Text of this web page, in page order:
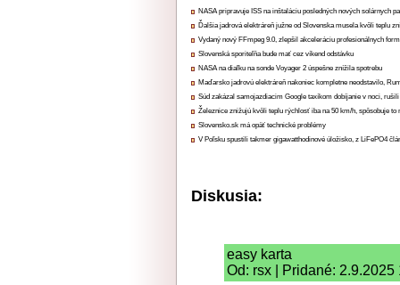
NASA pripravuje ISS na inštaláciu posledných nových solárnych
Ďalšia jadrová elektráreň južne od Slovenska musela kvôli teplu
Vydaný nový FFmpeg 9.0, zlepšil akceleráciu profesionálnych
Slovenská sporiteľňa bude mať cez víkend odstávku
NASA na diaľku na sonde Voyager 2 úspešne znížila spotrebu
Maďarsko jadrovú elektráreň nakoniec kompletne neodstavilo,
Súd zakázal samojazdiacim Google taxíkom dobíjanie v noci,
Železnice znižujú kvôli teplu rýchlosť iba na 50 km/h, spôsobuje to
Slovensko.sk má opäť technické problémy
V Poľsku spustili takmer gigawatthodinové úložisko, z LiFePO4
Diskusia:
easy karta
Od: rsx | Pridané: 2.9.2025